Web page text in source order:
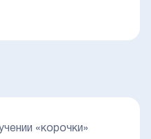
«корочки»